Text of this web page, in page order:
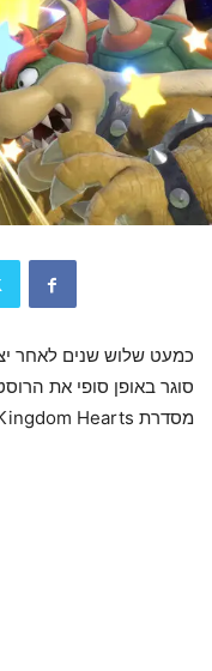
מסדרת Kingdom Hearts. צפו בטריילר החשיפה: